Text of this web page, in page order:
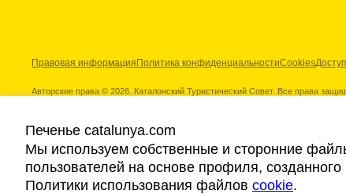
Правовая информация Политика конфиденциальностиCookies
Авторские права © 2026. Каталонский Туристический Совет. Все права
Наши партнеры
Печенье catalunya.com
Мы используем собственные и сторонние
пользователей на основе профиля,
Политики использования файлов cookie.